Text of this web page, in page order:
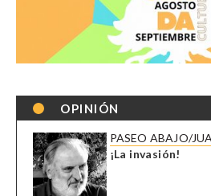
OPINIÓN
PASEO ABAJO/
¡La invasión!